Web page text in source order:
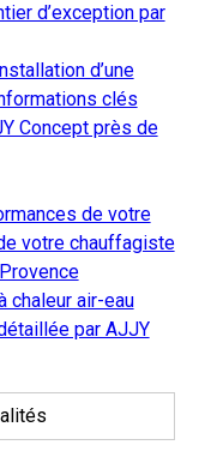
d’exception par
d’une
clés
Concept près de
de votre
votre chauffagiste
chaleur air-eau
par AJJY